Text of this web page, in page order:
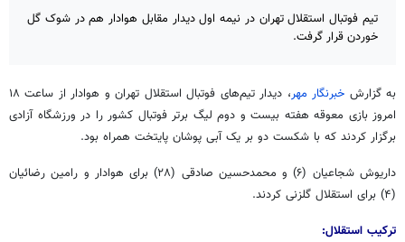
تیم فوتبال استقلال تهران در نیمه اول دیدار مقابل هوادار هم در شوک گل
خوردن قرار گرفت.
به گزارش خبرنگار مهر
، دیدار تیم‌های فوتبال استقلال تهران و هوادار از ساعت ۱۸
امروز بازی معوقه هفته بیست و دوم لیگ برتر فوتبال کشور را در ورزشگاه آزادی
برگزار کردند که با شکست دو بر یک آبی پوشان پایتخت همراه بود.
داریوش شجاعیان (۶) و محمدحسین صادقی (۲۸) برای هوادار و رامین رضائیان
(۴) برای استقلال گلزنی کردند.
ترکیب استقلال: